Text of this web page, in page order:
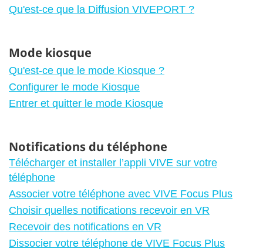
Qu'est-ce que la Diffusion VIVEPORT ?
Mode kiosque
Qu'est-ce que le mode Kiosque ?
Configurer le mode Kiosque
Entrer et quitter le mode Kiosque
Notifications du téléphone
Télécharger et installer l’appli VIVE sur votre
téléphone
Associer votre téléphone avec VIVE Focus Plus
Choisir quelles notifications recevoir en VR
Recevoir des notifications en VR
Dissocier votre téléphone de VIVE Focus Plus